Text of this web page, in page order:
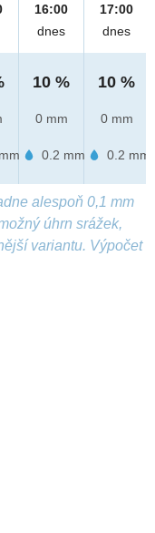
16:00
dnes
10 %
0 mm
0.2 mm
17:00
dnes
10 %
0 mm
0.2 mm
alespoň 0,1 mm
úhrn srážek,
variantu. Výpočet